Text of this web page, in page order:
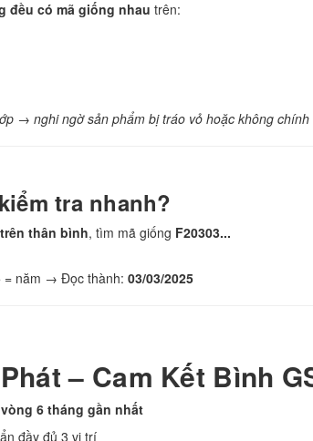
đều có mã giống nhau trên:
→ nghi ngờ sản phẩm bị tráo vỏ hoặc không chính
tra nhanh?
thân bình, tìm mã giống F20303...
= năm → Đọc thành: 03/03/2025
– Cam Kết Bình
6 tháng gần nhất
đầy đủ 3 vị trí